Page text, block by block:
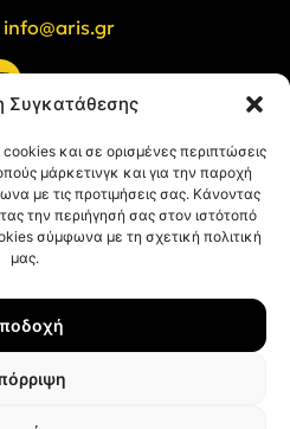
Συγκατάθεσης
cookies και σε ορισμένες περιπτώσεις
μάρκετινγκ και για την παροχή
με τις προτιμήσεις σας. Κάνοντας
την περιήγησή σας στον ιστότοπό
σύμφωνα με τη σχετική πολιτική
μας.
info@aris.gr
Χρήσης
Cookies